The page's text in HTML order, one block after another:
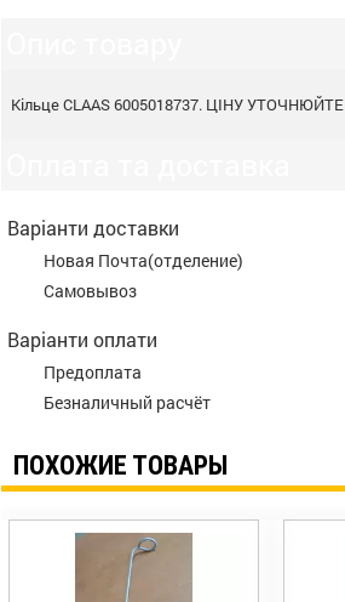
Кільце CLAAS 6005018737. ЦІНУ УТОЧНЮЙТЕ
Варіанти доставки
Новая Почта(отделение)
Самовывоз
Варіанти оплати
Предоплата
Безналичный расчёт
ПОХОЖИЕ ТОВАРЫ